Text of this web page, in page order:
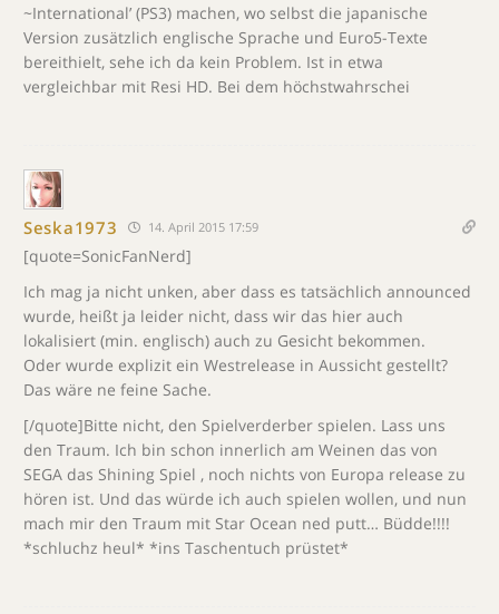
~International’ (PS3) machen, wo selbst die japanische
Version zusätzlich englische Sprache und Euro5-Texte
bereithielt, sehe ich da kein Problem. Ist in etwa
vergleichbar mit Resi HD. Bei dem höchstwahrschei
Seska1973 14. April 2015 17:59
[quote=SonicFanNerd]
Ich mag ja nicht unken, aber dass es tatsächlich announced
wurde, heißt ja leider nicht, dass wir das hier auch
lokalisiert (min. englisch) auch zu Gesicht bekommen.
Oder wurde explizit ein Westrelease in Aussicht gestellt?
Das wäre ne feine Sache.
[/quote]Bitte nicht, den Spielverderber spielen. Lass uns
den Traum. Ich bin schon innerlich am Weinen das von
SEGA das Shining Spiel , noch nichts von Europa release zu
hören ist. Und das würde ich auch spielen wollen, und nun
mach mir den Traum mit Star Ocean ned putt… Büdde!!!!
*schluchz heul* *ins Taschentuch prüstet*